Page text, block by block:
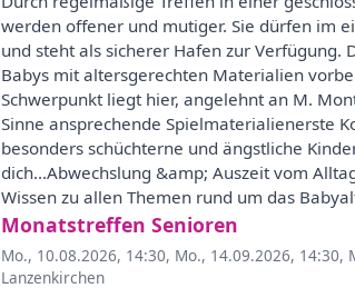
werden offener und mutiger. Sie dürfen im
und steht als sicherer Hafen zur
Babys mit altersgerechten Materialien
Schwerpunkt liegt hier, angelehnt an M.
Sinne ansprechende Spielmaterialienerste
besonders schüchterne und ängstliche
dich...Abwechslung &amp; Auszeit vom
Wissen zu allen Themen rund um das
Monatstreffen Senioren
Mo., 10.08.2026, 14:30, Mo., 14.09.2026, 14:30,
Lanzenkirchen